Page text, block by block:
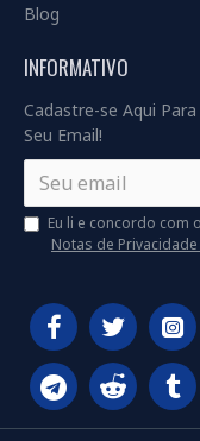
Blog
INFORMATIVO
Cadastre-se Aqui
Seu Email!
Eu li e concordo com
Notas de